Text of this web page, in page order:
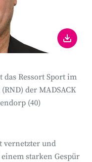
Ressort Sport im
der MADSACK
(40)
vernetzter und
starken Gespür